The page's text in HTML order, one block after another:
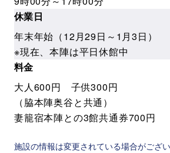
休業日
年末年始（12月29日～1月3日）
※現在、本陣は平日休館中
料金
大人600円 子供300円
（脇本陣奥谷と共通）
妻籠宿本陣との3館共通券700円
施設の情報は変更されている場合がござ